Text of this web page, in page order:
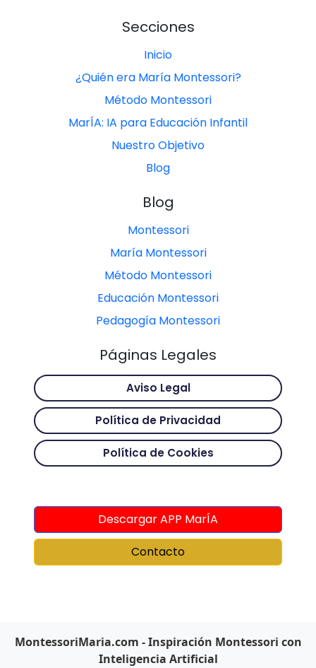
Secciones
Inicio
¿Quién era María Montessori?
Método Montessori
MarÍA: IA para Educación Infantil
Nuestro Objetivo
Blog
Blog
Montessori
María Montessori
Método Montessori
Educación Montessori
Pedagogía Montessori
Páginas Legales
Aviso Legal
Política de Privacidad
Política de Cookies
Descargar APP MarÍA
Contacto
MontessoriMaria.com - Inspiración Montessori con
Inteligencia Artificial